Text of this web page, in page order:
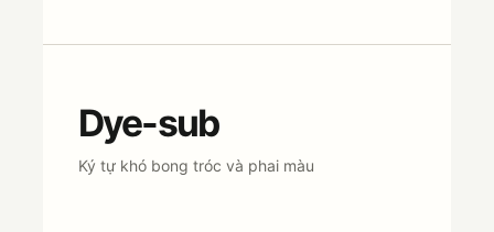
Dye-sub
Ký tự khó bong tróc và phai màu